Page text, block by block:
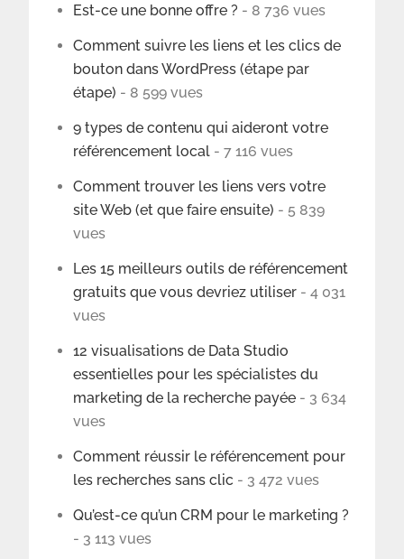
Est-ce une bonne offre ? - 8 736 vues
Comment suivre les liens et les clics de
bouton dans WordPress (étape par
étape) - 8 599 vues
9 types de contenu qui aideront votre
référencement local - 7 116 vues
Comment trouver les liens vers votre
site Web (et que faire ensuite) - 5 839
vues
Les 15 meilleurs outils de référencement
gratuits que vous devriez utiliser - 4 031
vues
12 visualisations de Data Studio
essentielles pour les spécialistes du
marketing de la recherche payée - 3 634
vues
Comment réussir le référencement pour
les recherches sans clic - 3 472 vues
Qu’est-ce qu’un CRM pour le marketing ?
- 3 113 vues